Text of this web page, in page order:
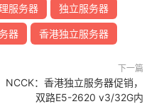
服务器 独立服务器
器 香港独立服务器
下一篇
NCCK：香港独立服务器促销，
双路E5-2620 v3/32G内